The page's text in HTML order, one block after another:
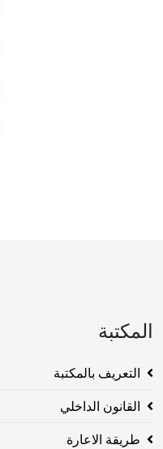
المكتبة
التعريف بالمكتبة
القانون الداخلي
طريقة الاعارة